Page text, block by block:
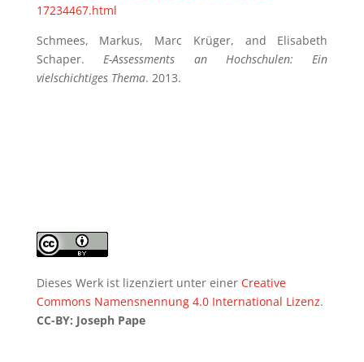
17234467.html
Schmees, Markus, Marc Krüger, and Elisabeth
Schaper.E-Assessments an Hochschulen: Ein
vielschichtiges Thema. 2013.
Dieses Werk ist lizenziert unter einer Creative
Commons Namensnennung 4.0 International Lizenz.
CC-BY: Joseph Pape